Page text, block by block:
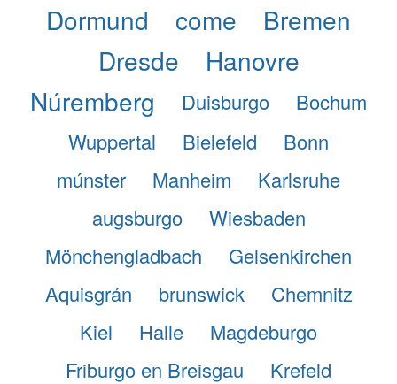
Dormund
come
Bremen
Dresde
Hanovre
Núremberg
Duisburgo
Bochum
Wuppertal
Bielefeld
Bonn
múnster
Manheim
Karlsruhe
augsburgo
Wiesbaden
Mönchengladbach
Gelsenkirchen
Aquisgrán
brunswick
Chemnitz
Kiel
Halle
Magdeburgo
Friburgo en Breisgau
Krefeld